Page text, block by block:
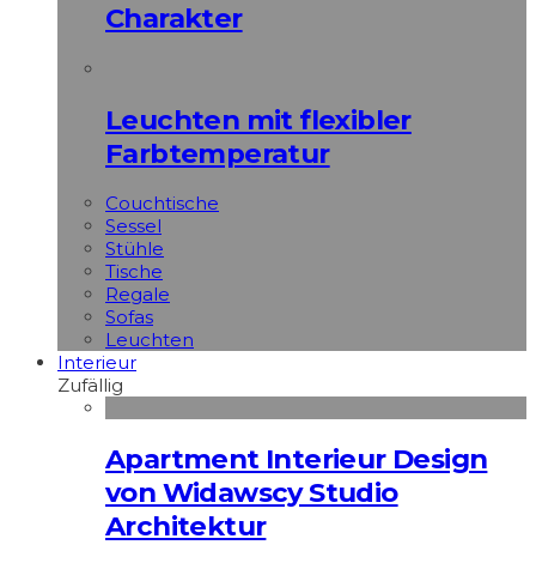
Charakter
Leuchten mit flexibler
Farbtemperatur
Couchtische
Sessel
Stühle
Tische
Regale
Sofas
Leuchten
Interieur
Zufällig
Apart­ment Interieur Design
von Widawscy Studio
Architektur